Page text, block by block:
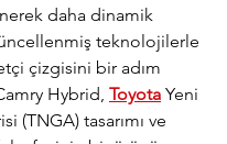
daha dinamik
teknolojilerle
çizgisini bir adım
Hybrid, Toyota Yeni
(TNGA) tasarımı ve